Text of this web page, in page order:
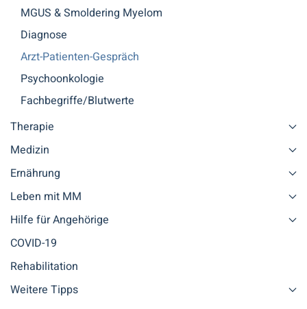
MGUS & Smoldering Myelom
Diagnose
Arzt-Patienten-Gespräch
Psychoonkologie
Fachbegriffe/Blutwerte
Therapie
Medizin
Ernährung
Leben mit MM
Hilfe für Angehörige
COVID-19
Rehabilitation
Weitere Tipps